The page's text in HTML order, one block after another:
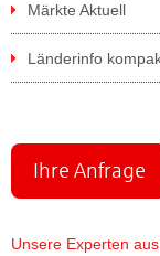
Märkte Aktuell
Länderinfo
Ihre Anfrage
Unsere Experten